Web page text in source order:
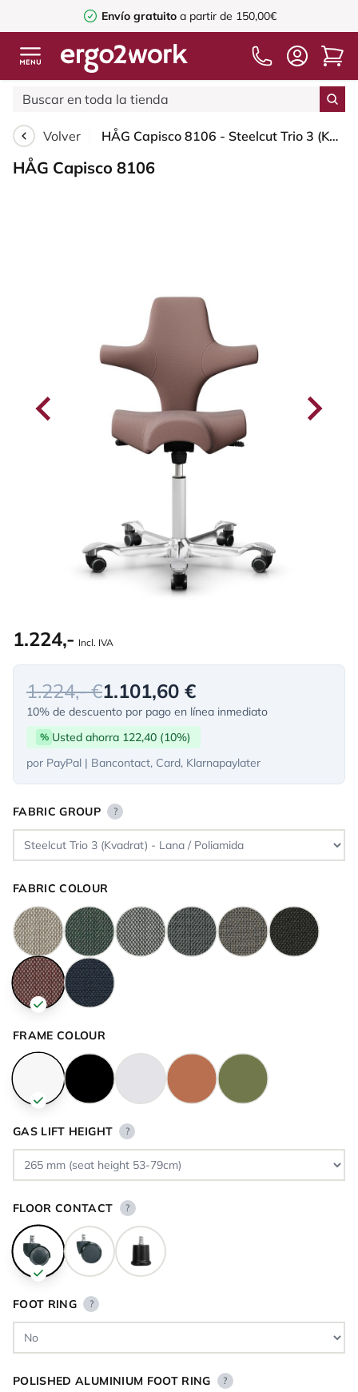
Envío gratuito a partir de 150,00€
Volver HÅG Capisco 8106 - Steelcut Trio 3 (Kvadrat) - Lana / Poliamida - STT645 - Dusty red - White - 265 mm (seat height 53-79cm) - Soft castors for hard floors
HÅG Capisco 8106
1.224,- Incl. IVA
1.224,- €1.101,60 €
10% de descuento por pago en línea inmediato
% Usted ahorra 122,40 (10%)
por PayPal | Bancontact, Card, Klarnapaylater
FABRIC GROUP ?
FABRIC COLOUR
FRAME COLOUR
GAS LIFT HEIGHT ?
FLOOR CONTACT ?
FOOT RING ?
POLISHED ALUMINIUM FOOT RING ?